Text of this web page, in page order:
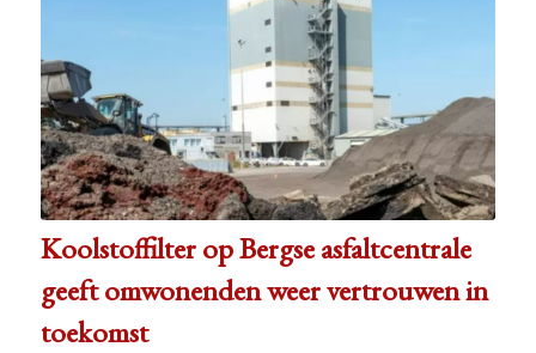
Koolstoffilter op Bergse asfaltcentrale
geeft omwonenden weer vertrouwen in
toekomst